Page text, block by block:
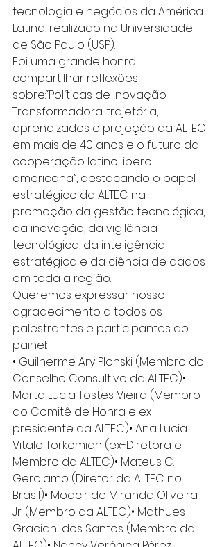
tecnologia e negócios da América
Latina, realizado na Universidade
de São Paulo (USP).
Foi uma grande honra
compartilhar reflexões
sobre:“Políticas de Inovação
Transformadora: trajetória,
aprendizados e projeção da ALTEC
em mais de 40 anos e o futuro da
cooperação latino-ibero-
americana”, destacando o papel
estratégico da ALTEC na
promoção da gestão tecnológica,
da inovação, da vigilância
tecnológica, da inteligência
estratégica e da ciência de dados
em toda a região.
Queremos expressar nosso
agradecimento a todos os
palestrantes e participantes do
painel:
• Guilherme Ary Plonski (Membro do
Conselho Consultivo da ALTEC)•
Marta Lucia Tostes Vieira (Membro
do Comitê de Honra e ex-
presidente da ALTEC)• Ana Lucia
Vitale Torkomian (ex-Diretora e
Membro da ALTEC)• Mateus C.
Gerolamo (Diretor da ALTEC no
Brasil)• Moacir de Miranda Oliveira
Jr. (Membro da ALTEC)• Mathues
Graciani dos Santos (Membro da